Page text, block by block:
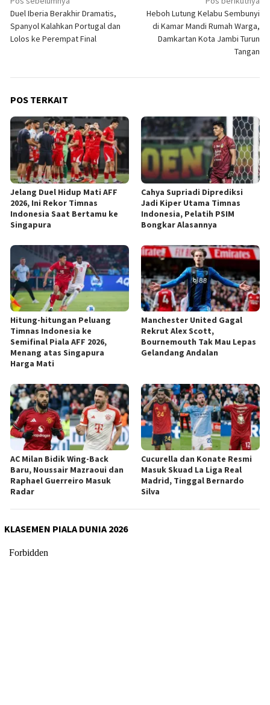
pos
Duel Iberia Berakhir Dramatis,
Spanyol Kalahkan Portugal dan
Lolos ke Perempat Final
Heboh Lutung Kelabu Sembunyi
di Kamar Mandi Rumah Warga,
Damkartan Kota Jambi Turun
Tangan
POS TERKAIT
Jelang Duel Hidup Mati AFF
2026, Ini Rekor Timnas
Indonesia Saat Bertamu ke
Singapura
Cahya Supriadi Diprediksi
Jadi Kiper Utama Timnas
Indonesia, Pelatih PSIM
Bongkar Alasannya
Hitung-hitungan Peluang
Timnas Indonesia ke
Semifinal Piala AFF 2026,
Menang atas Singapura
Harga Mati
Manchester United Gagal
Rekrut Alex Scott,
Bournemouth Tak Mau Lepas
Gelandang Andalan
AC Milan Bidik Wing-Back
Baru, Noussair Mazraoui dan
Raphael Guerreiro Masuk
Radar
Cucurella dan Konate Resmi
Masuk Skuad La Liga Real
Madrid, Tinggal Bernardo
Silva
KLASEMEN PIALA DUNIA 2026